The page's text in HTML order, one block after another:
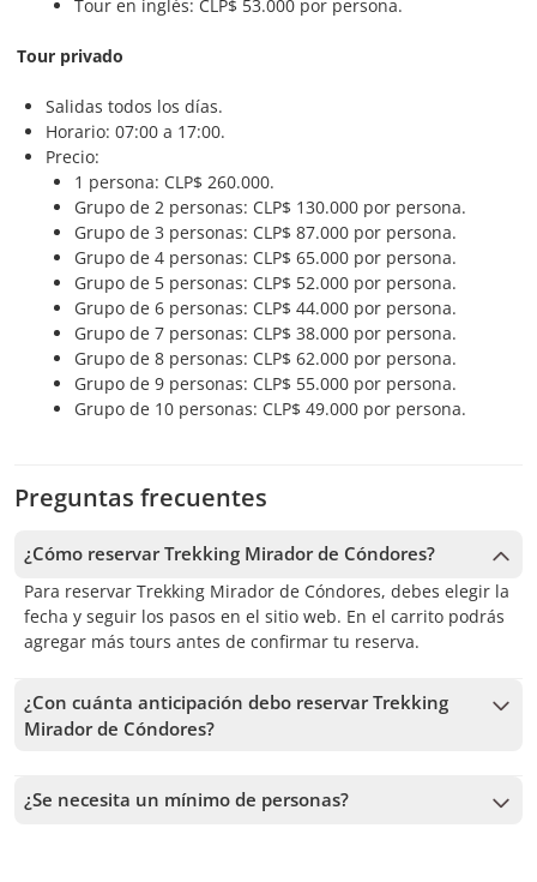
Tour en inglés: CLP$ 53.000 por persona.
Tour privado
Salidas todos los días.
Horario: 07:00 a 17:00.
Precio:
1 persona: CLP$ 260.000.
Grupo de 2 personas: CLP$ 130.000 por persona.
Grupo de 3 personas: CLP$ 87.000 por persona.
Grupo de 4 personas: CLP$ 65.000 por persona.
Grupo de 5 personas: CLP$ 52.000 por persona.
Grupo de 6 personas: CLP$ 44.000 por persona.
Grupo de 7 personas: CLP$ 38.000 por persona.
Grupo de 8 personas: CLP$ 62.000 por persona.
Grupo de 9 personas: CLP$ 55.000 por persona.
Grupo de 10 personas: CLP$ 49.000 por persona.
Preguntas frecuentes
¿Cómo reservar Trekking Mirador de Cóndores?
Para reservar Trekking Mirador de Cóndores, debes elegir la
fecha y seguir los pasos en el sitio web. En el carrito podrás
agregar más tours antes de confirmar tu reserva.
¿Con cuánta anticipación debo reservar Trekking
Mirador de Cóndores?
disponibilidad. Por lo tanto, recomendamos reservar con la
mayor anticipación posible para asegurar los cupos.
¿Se necesita un mínimo de personas?